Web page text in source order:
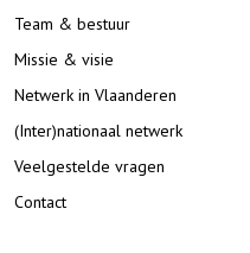
Team & bestuur
Missie & visie
Netwerk in Vlaanderen
(Inter)nationaal netwerk
Veelgestelde vragen
Contact